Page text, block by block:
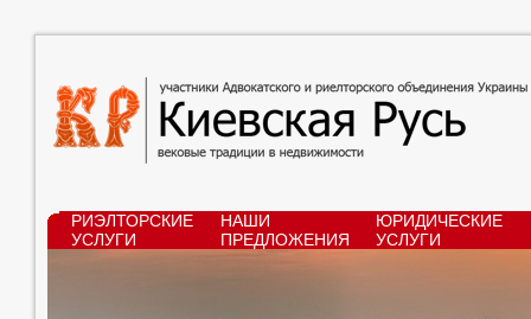
РИЭЛТОРСКИЕ
УСЛУГИ
НАШИ
ПРЕДЛОЖЕНИЯ
ЮРИДИЧЕСКИЕ
УСЛУГИ